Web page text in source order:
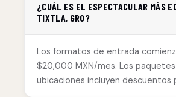
¿CUÁL ES EL ESPECTACULAR MÁS
TIXTLA, GRO?
Los formatos de entrada
$20,000 MXN/mes. Los
ubicaciones incluyen descuentos